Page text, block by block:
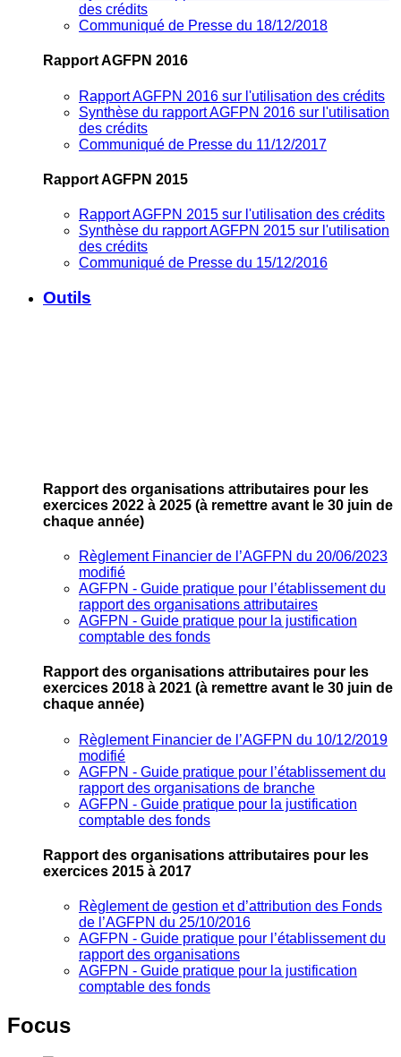
des crédits
Communiqué de Presse du 18/12/2018
Rapport AGFPN 2016
Rapport AGFPN 2016 sur l'utilisation des crédits
Synthèse du rapport AGFPN 2016 sur l'utilisation
des crédits
Communiqué de Presse du 11/12/2017
Rapport AGFPN 2015
Rapport AGFPN 2015 sur l'utilisation des crédits
Synthèse du rapport AGFPN 2015 sur l'utilisation
des crédits
Communiqué de Presse du 15/12/2016
Outils
Rapport des organisations attributaires pour les
exercices 2022 à 2025 (à remettre avant le 30 juin de
chaque année)
Règlement Financier de l’AGFPN du 20/06/2023
modifié
AGFPN ‐ Guide pratique pour l’établissement du
rapport des organisations attributaires
AGFPN ‐ Guide pratique pour la justification
comptable des fonds
Rapport des organisations attributaires pour les
exercices 2018 à 2021 (à remettre avant le 30 juin de
chaque année)
Règlement Financier de l’AGFPN du 10/12/2019
modifié
AGFPN ‐ Guide pratique pour l’établissement du
rapport des organisations de branche
AGFPN ‐ Guide pratique pour la justification
comptable des fonds
Rapport des organisations attributaires pour les
exercices 2015 à 2017
Règlement de gestion et d’attribution des Fonds
de l’AGFPN du 25/10/2016
AGFPN ‐ Guide pratique pour l’établissement du
rapport des organisations
AGFPN ‐ Guide pratique pour la justification
comptable des fonds
Focus